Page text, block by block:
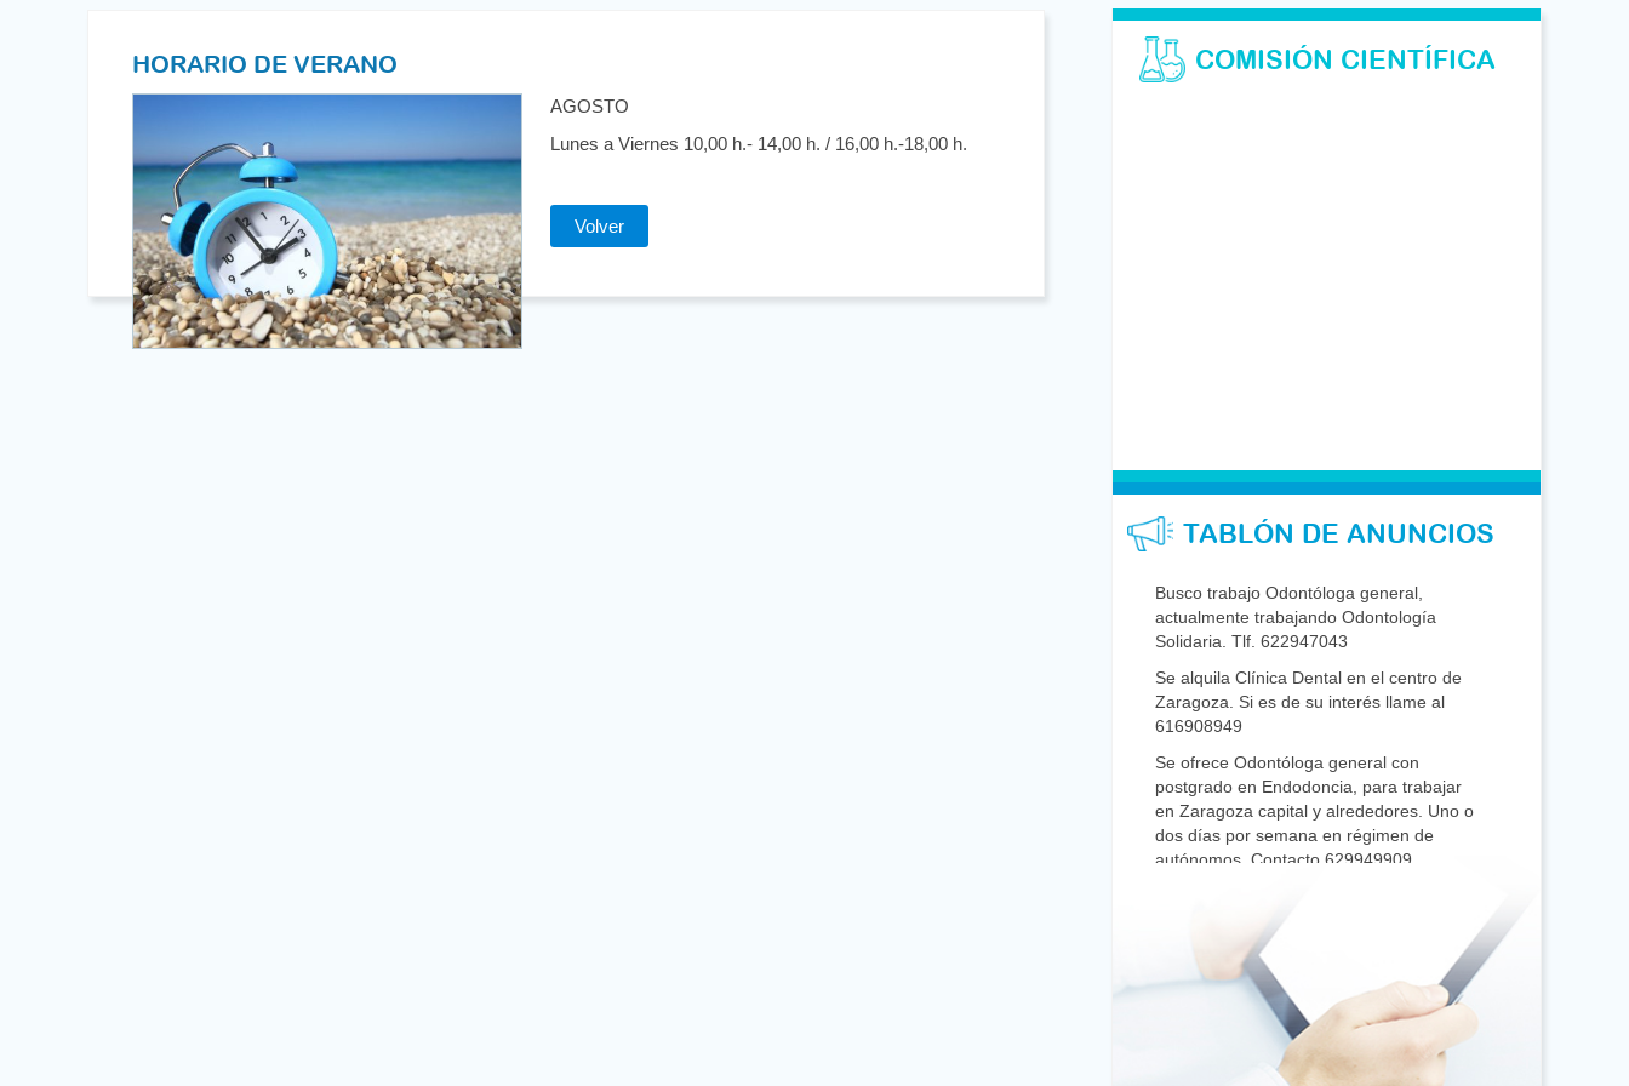
HORARIO DE VERANO
AGOSTO
Lunes a Viernes 10,00 h.- 14,00 h. / 16,00 h.-18,00 h.
Volver
COMISIÓN CIENTÍFICA
TABLÓN DE ANUNCIOS
Busco trabajo Odontóloga general,
actualmente trabajando Odontología
Solidaria. Tlf. 622947043
Se alquila Clínica Dental en el centro de
Zaragoza. Si es de su interés llame al
616908949
Se ofrece Odontóloga general con
postgrado en Endodoncia, para trabajar
en Zaragoza capital y alrededores. Uno o
dos días por semana en régimen de
autónomos. Contacto 629949909
planta de oficinas junto Colegio de
Enfermería. Consta de 2 gabinetes y 2
salas de espera, zona amplia de
recepción y despacho grande.
Interesados: 618093945 / 976.755.585
Busco Colegiado/a con experiencia que